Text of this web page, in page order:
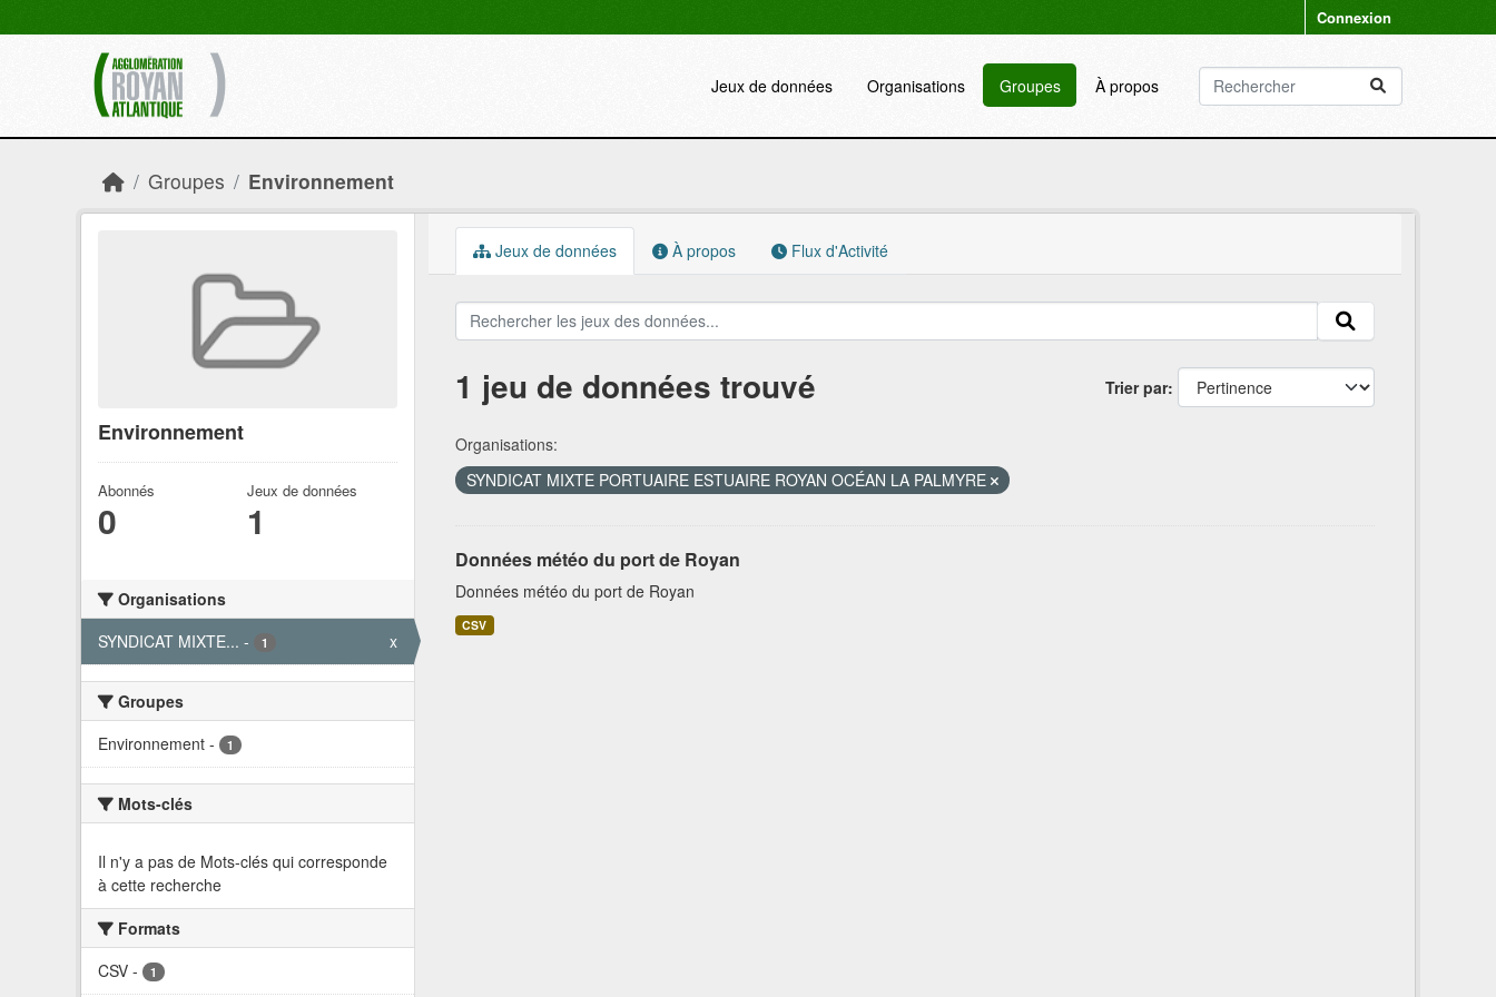
Connexion
Jeux de données Organisations Groupes À propos
Groupes Environnement
Environnement
Abonnés
0
Jeux de données
1
Organisations
SYNDICAT MIXTE... - 1 x
Groupes
Environnement - 1
Mots-clés
Il n'y a pas de Mots-clés qui corresponde
à cette recherche
Formats
CSV - 1
Jeux de données À propos Flux d'Activité
Trier par
1 jeu de données trouvé
Organisations:
SYNDICAT MIXTE PORTUAIRE ESTUAIRE ROYAN OCÉAN LA PALMYRE
Données météo du port de Royan
Données météo du port de Royan
CSV